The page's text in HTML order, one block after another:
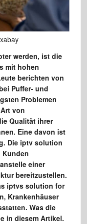
werden, ist die
mit hohen
berichten von
Puffer- und
Problemen
von
Qualität ihrer
Eine davon ist
Die iptv solution
Kunden
einer
bereitzustellen.
iptvs solution for
Krankenhäuser
Was die
in diesem Artikel.